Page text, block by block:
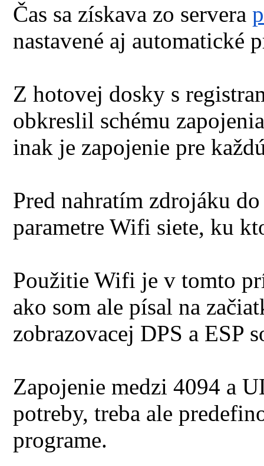
Čas sa získava zo servera
nastavené aj automatické
Z hotovej dosky s
obkreslil schému
inak je zapojenie pre
Pred nahratím zdrojáku
parametre Wifi siete, ku
Použitie Wifi je v tomto
ako som ale písal na
zobrazovacej DPS a ESP
Zapojenie medzi 4094 a
potreby, treba ale
programe.